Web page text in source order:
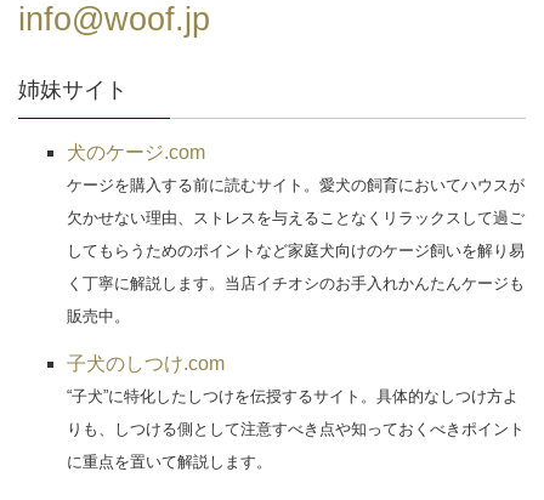
info@woof.jp
姉妹サイト
犬のケージ.com
ケージを購入する前に読むサイト。愛犬の飼育においてハウスが
欠かせない理由、ストレスを与えることなくリラックスして過ご
してもらうためのポイントなど家庭犬向けのケージ飼いを解り易
く丁寧に解説します。当店イチオシのお手入れかんたんケージも
販売中。
子犬のしつけ.com
“子犬”に特化したしつけを伝授するサイト。具体的なしつけ方よ
りも、しつける側として注意すべき点や知っておくべきポイント
に重点を置いて解説します。